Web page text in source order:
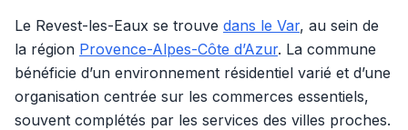
Le Revest-les-Eaux se trouve dans le Var, au sein de
la région Provence-Alpes-Côte d’Azur. La commune
bénéficie d’un environnement résidentiel varié et d’une
organisation centrée sur les commerces essentiels,
souvent complétés par les services des villes proches.